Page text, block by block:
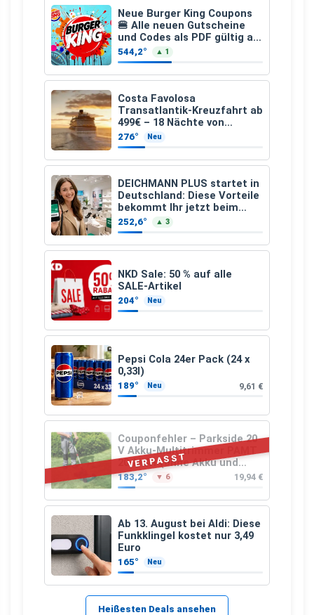
Neue Burger King Coupons
🍔 Alle neuen Gutscheine
und Codes als PDF gültig ab
25.07.2026 bis 04.09.2026
544,2° ▲ 1
Costa Favolosa
Transatlantik-Kreuzfahrt ab
499€ – 18 Nächte von
Hamburg nach Guadeloupe
276° Neu
DEICHMANN PLUS startet in
Deutschland: Diese Vorteile
bekommt Ihr jetzt beim
Schuhkauf
252,6° ▲ 3
NKD Sale: 50 % auf alle
SALE-Artikel
204° Neu
Pepsi Cola 24er Pack (24 x
0,33l)
189° Neu 9,61 €
VERPASST
Couponfehler – Parkside 20
V Akku-Multitrimmer PAMT
20-Li A1 (ohne Akku und
Ladegerät)
183,2° ▼ 6 19,94 €
Ab 13. August bei Aldi: Diese
Funkklingel kostet nur 3,49
Euro
165° Neu
Heißesten Deals ansehen